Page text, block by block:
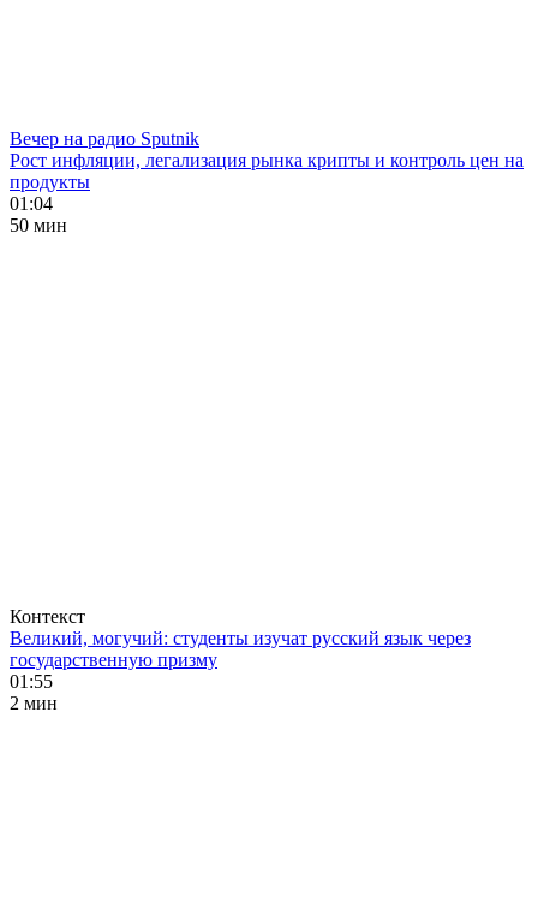
Вечер на радио Sputnik
Рост инфляции, легализация рынка крипты и контроль цен на
продукты
01:04
50 мин
Контекст
Великий, могучий: студенты изучат русский язык через
государственную призму
01:55
2 мин